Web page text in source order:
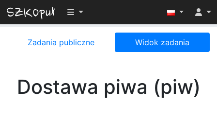
Przełącz widoczność menu
Zadania publiczne Widok zadania
Dostawa piwa (piw)